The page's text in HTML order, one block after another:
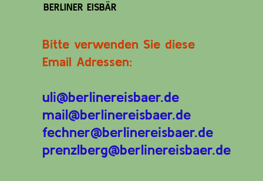
BERLINER EISBÄR
Bitte verwenden Sie diese
Email Adressen:
uli@berlinereisbaer.de
mail@berlinereisbaer.de
fechner@berlinereisbaer.de
prenzlberg@berlinereisbaer.de